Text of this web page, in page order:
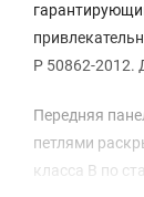
Р 50862-2012.
Передняя
петлями
класса В по